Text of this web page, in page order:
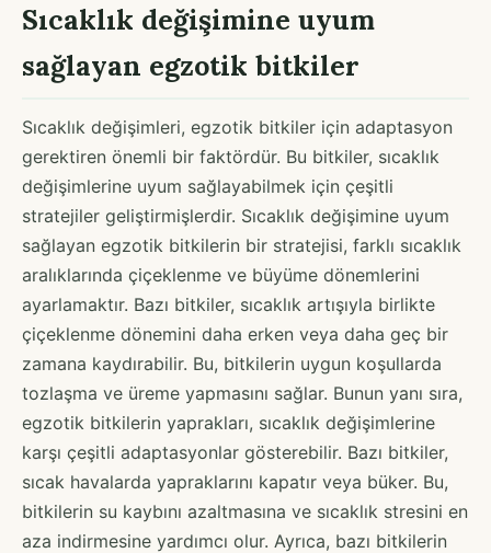
Sıcaklık değişimine uyum
sağlayan egzotik bitkiler
Sıcaklık değişimleri, egzotik bitkiler için adaptasyon
gerektiren önemli bir faktördür. Bu bitkiler, sıcaklık
değişimlerine uyum sağlayabilmek için çeşitli
stratejiler geliştirmişlerdir. Sıcaklık değişimine uyum
sağlayan egzotik bitkilerin bir stratejisi, farklı sıcaklık
aralıklarında çiçeklenme ve büyüme dönemlerini
ayarlamaktır. Bazı bitkiler, sıcaklık artışıyla birlikte
çiçeklenme dönemini daha erken veya daha geç bir
zamana kaydırabilir. Bu, bitkilerin uygun koşullarda
tozlaşma ve üreme yapmasını sağlar. Bunun yanı sıra,
egzotik bitkilerin yaprakları, sıcaklık değişimlerine
karşı çeşitli adaptasyonlar gösterebilir. Bazı bitkiler,
sıcak havalarda yapraklarını kapatır veya büker. Bu,
bitkilerin su kaybını azaltmasına ve sıcaklık stresini en
aza indirmesine yardımcı olur. Ayrıca, bazı bitkilerin